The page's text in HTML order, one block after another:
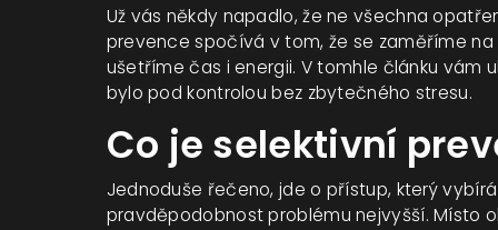
Už vás někdy napadlo, že ne všechna
prevence spočívá v tom, že se zaměříme
ušetříme čas i energii. V tomhle článku vám
bylo pod kontrolou bez zbytečného stresu.
Co je selektivní
Jednoduše řečeno, jde o přístup, který
pravděpodobnost problému nejvyšší. Místo